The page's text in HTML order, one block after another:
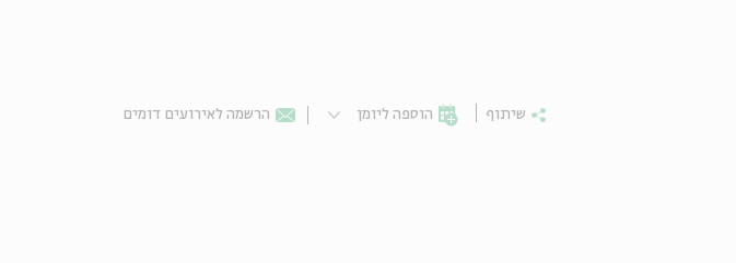
שיתוף הוספה ליומן הרשמה לאירועים דומים